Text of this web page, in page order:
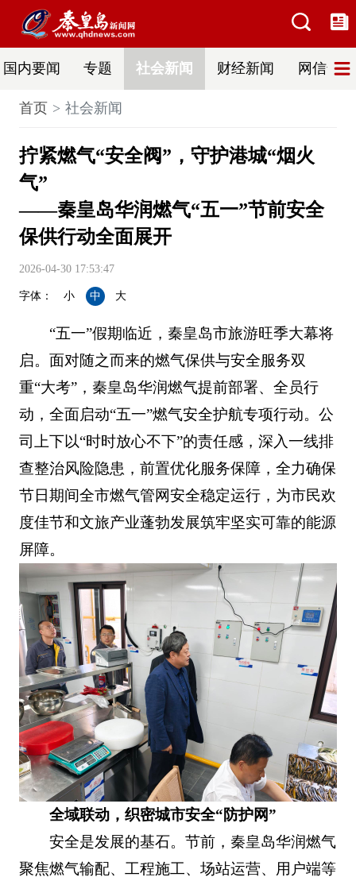
国内要闻 专题 社会新闻 财经新闻 网信普法
首页 社会新闻
拧紧燃气“安全阀”，守护港城“烟火
气”
——秦皇岛华润燃气“五一”节前安全
保供行动全面展开
2026-04-30 17:53:47
字体： 小 中 大
“五一”假期临近，秦皇岛市旅游旺季大幕将
启。面对随之而来的燃气保供与安全服务双
重“大考”，秦皇岛华润燃气提前部署、全员行
动，全面启动“五一”燃气安全护航专项行动。公
司上下以“时时放心不下”的责任感，深入一线排
查整治风险隐患，前置优化服务保障，全力确保
节日期间全市燃气管网安全稳定运行，为市民欢
度佳节和文旅产业蓬勃发展筑牢坚实可靠的能源
屏障。
全域联动，织密城市安全“防护网”
安全是发展的基石。节前，秦皇岛华润燃气
聚焦燃气输配、工程施工、场站运营、用户端等